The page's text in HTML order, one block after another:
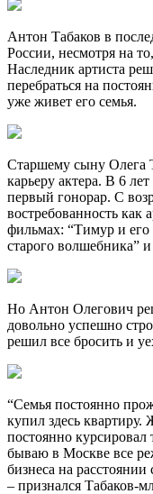
Антон Табаков в
России, несмотря на
Наследник артиста
перебраться на
уже живет его семья.
Старшему сыну Олега
карьеру актера. В 6
первый гонорар. С
востребованность как
фильмах: “Тимур и его
старого волшебника”
Но Антон Олегович
довольно успешно
решил все бросить и
“Семья постоянно
купил здесь квартиру.
постоянно курсировал
бываю в Москве все
бизнеса на
– признался Табаков-